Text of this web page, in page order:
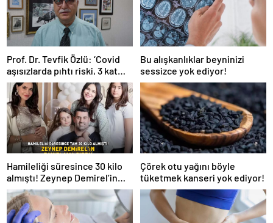
Prof. Dr. Tevfik Özlü: ‘Covid
aşısızlarda pıhtı riski, 3 kat
daha fazla’
Bu alışkanlıklar beyninizi
sessizce yok ediyor!
Hamileliği süresince 30 kilo
almıştı! Zeynep Demirel’in
zayıflama sırrı! MUCİZEVİ
ETKİ!
Çörek otu yağını böyle
tüketmek kanseri yok ediyor!